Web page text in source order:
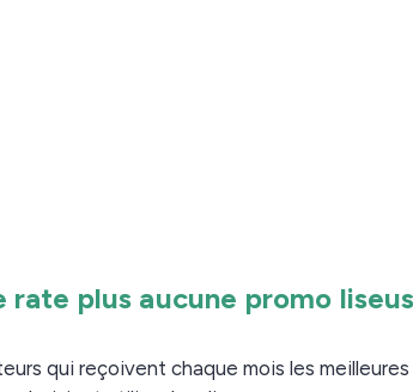
qu’il m’a été parfois difficile de suivre
vous allez être déçu : je n’y ai pas trouvé
Le livre suit les aventures d’une jeune
fièvre hémorragique qui se déclenche